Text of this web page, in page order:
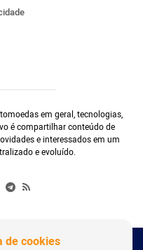
em geral, tecnologias,
é compartilhar conteúdo de
e interessados em um
e evoluído.
de cookies